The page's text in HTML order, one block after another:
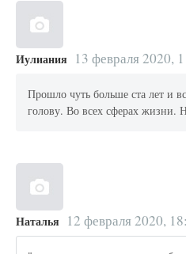
Иулиания 13 февраля 2020,
Прошло чуть больше ста лет и
голову. Во всех сферах жизни.
Наталья 12 февраля 2020,